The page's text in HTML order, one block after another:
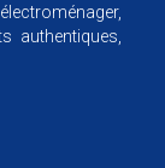
authentiques,